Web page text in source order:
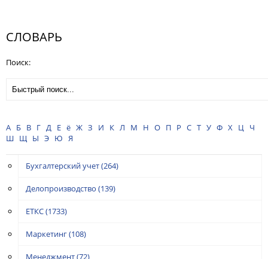
СЛОВАРЬ
Поиск:
А Б В Г Д Е ё Ж З И К Л М Н О П Р С Т У Ф Х Ц
Ч
Ш Щ Ы Э Ю Я
Бухгалтерский учет(264)
Делопроизводство (139)
ЕТКС(1733)
Маркетинг(108)
Менеджмент(72)